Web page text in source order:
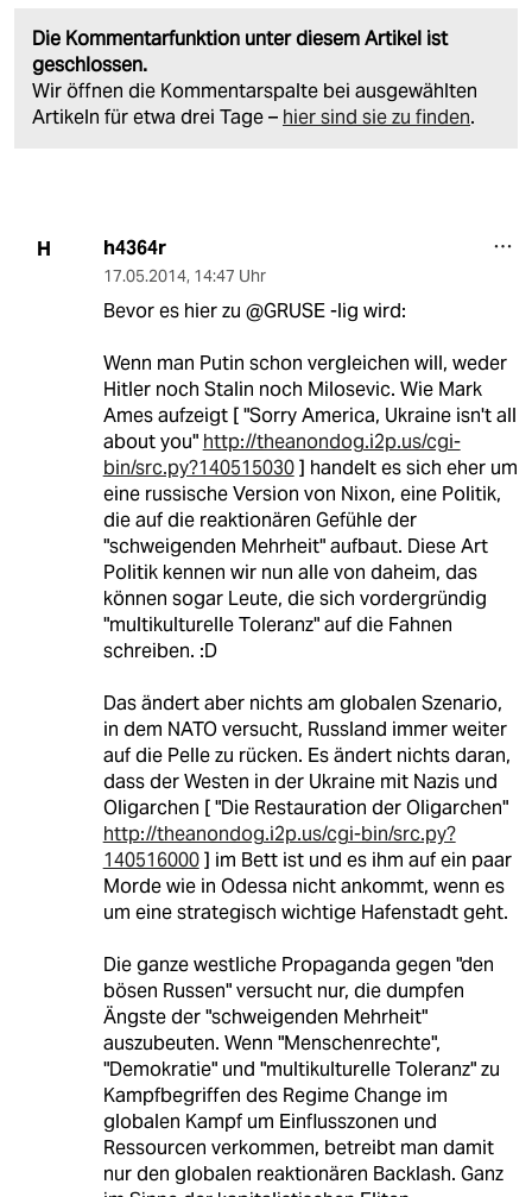
Die Kommentarfunktion unter diesem Artikel ist
geschlossen.
Wir öffnen die Kommentarspalte bei ausgewählten
Artikeln für etwa drei Tage – hier sind sie zu finden.
H h4364r
17.05.2014, 14:47 Uhr
Bevor es hier zu @GRUSE -lig wird:
Wenn man Putin schon vergleichen will, weder
Hitler noch Stalin noch Milosevic. Wie Mark
Ames aufzeigt [ "Sorry America, Ukraine isn't all
about you" http://theanondog.i2p.us/cgi-
bin/src.py?140515030] handelt es sich eher um
eine russische Version von Nixon, eine Politik,
die auf die reaktionären Gefühle der
"schweigenden Mehrheit" aufbaut. Diese Art
Politik kennen wir nun alle von daheim, das
können sogar Leute, die sich vordergründig
"multikulturelle Toleranz" auf die Fahnen
schreiben. :D
Das ändert aber nichts am globalen Szenario,
in dem NATO versucht, Russland immer weiter
auf die Pelle zu rücken. Es ändert nichts daran,
dass der Westen in der Ukraine mit Nazis und
Oligarchen [ "Die Restauration der Oligarchen"
http://theanondog.i2p.us/cgi-bin/src.py?
140516000] im Bett ist und es ihm auf ein paar
Morde wie in Odessa nicht ankommt, wenn es
um eine strategisch wichtige Hafenstadt geht.
Die ganze westliche Propaganda gegen "den
bösen Russen" versucht nur, die dumpfen
Ängste der "schweigenden Mehrheit"
auszubeuten. Wenn "Menschenrechte",
"Demokratie" und "multikulturelle Toleranz" zu
Kampfbegriffen des Regime Change im
globalen Kampf um Einflusszonen und
Ressourcen verkommen, betreibt man damit
nur den globalen reaktionären Backlash. Ganz